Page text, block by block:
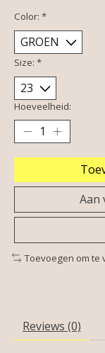
Color: *
Size: *
Hoeveelheid:
Aan
Toevoegen om te
Reviews (0)